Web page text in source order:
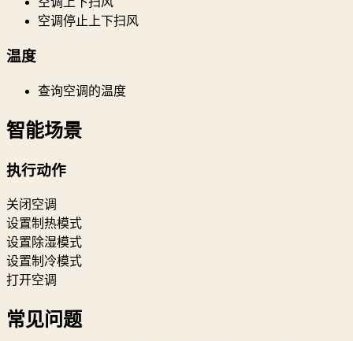
空调停止上下扫风
温度
查询空调的温度
智能场景
执行动作
关闭空调
设置制热模式
设置除湿模式
设置制冷模式
打开空调
常见问题